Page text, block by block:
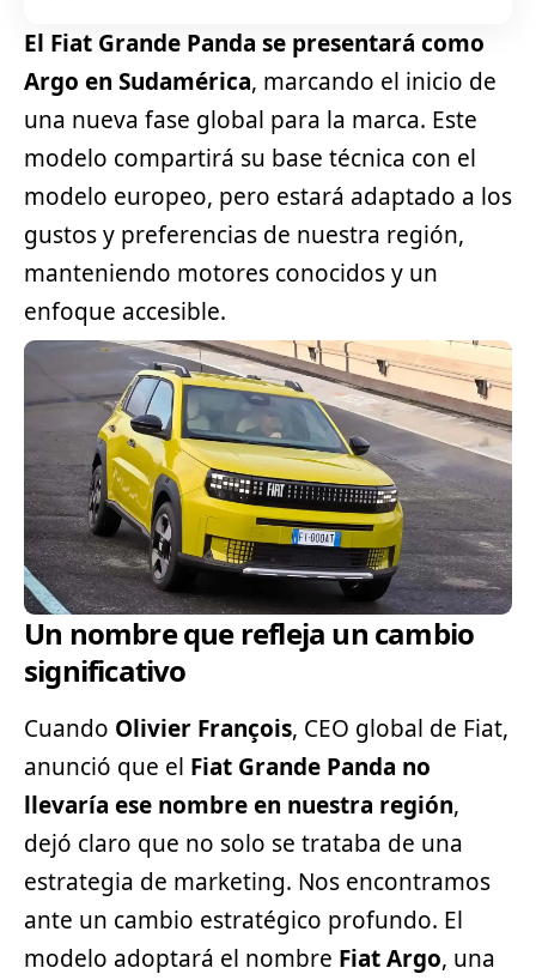
El Fiat Grande Panda se presentará como
Argo en Sudamérica, marcando el inicio de
una nueva fase global para la marca. Este
modelo compartirá su base técnica con el
modelo europeo, pero estará adaptado a los
gustos y preferencias de nuestra región,
manteniendo motores conocidos y un
enfoque accesible.
Un nombre que refleja un cambio
significativo
Cuando Olivier François, CEO global de Fiat,
anunció que el Fiat Grande Panda no
llevaría ese nombre en nuestra región,
dejó claro que no solo se trataba de una
estrategia de marketing. Nos encontramos
ante un cambio estratégico profundo. El
modelo adoptará el nombre Fiat Argo, una